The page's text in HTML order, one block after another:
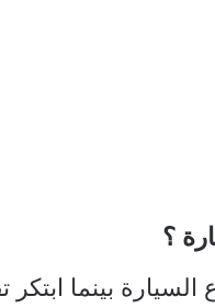
؟
بينما ابتكر